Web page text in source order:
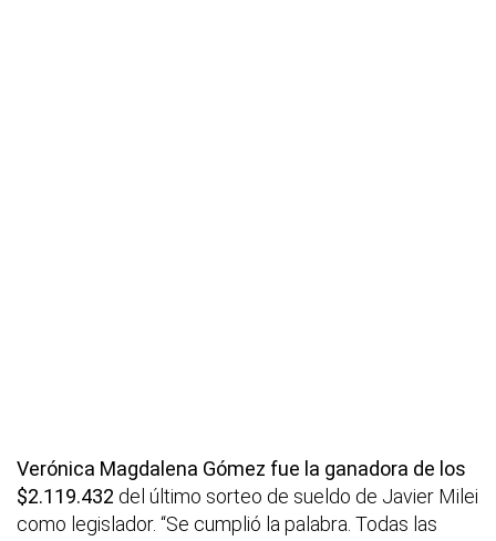
Verónica Magdalena Gómez fue la ganadora de los
$2.119.432 del último sorteo de sueldo de Javier Milei
como legislador. “Se cumplió la palabra. Todas las